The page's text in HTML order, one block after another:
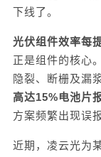
下线了。
光伏组件效率每
正是组件的核心
隐裂、
断栅及漏
高达15%电池片
方案频繁出现误
近期，凌云光为